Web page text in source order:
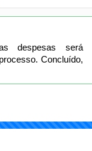
despesas será
Concluído,